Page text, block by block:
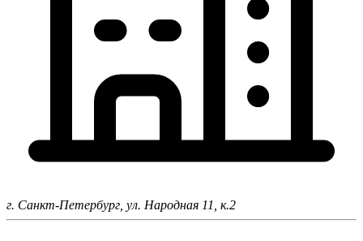
г. Санкт-Петербург, ул. Народная 11, к.2